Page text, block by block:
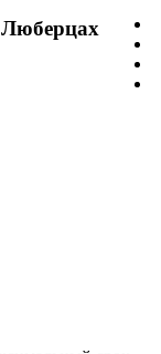
Люберцах